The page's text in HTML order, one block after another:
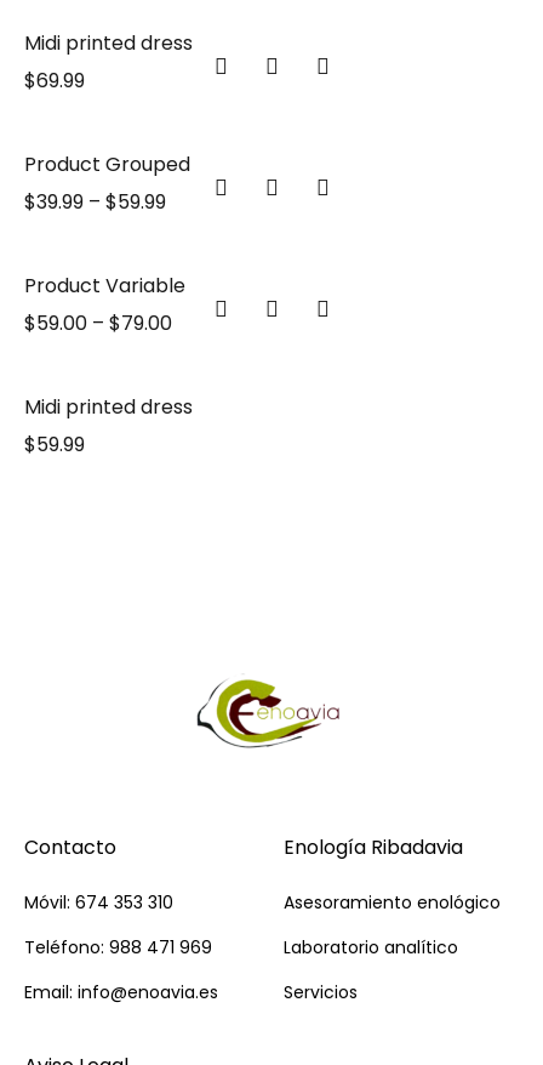
Midi printed dress
$69.99
Product Grouped
$39.99 – $59.99
Product Variable
$59.00 – $79.00
Midi printed dress
$59.99
Contacto
Móvil: 674 353 310
Teléfono: 988 471 969
Email: info@enoavia.es
Enología Ribadavia
Asesoramiento enológico
Laboratorio analítico
Servicios